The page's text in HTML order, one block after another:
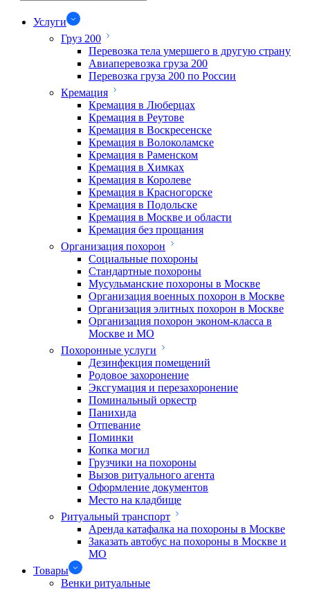
Услуги
Груз 200
Перевозка тела умершего в другую страну
Авиаперевозка груза 200
Перевозка груза 200 по России
Кремация
Кремация в Люберцах
Кремация в Реутове
Кремация в Воскресенске
Кремация в Волоколамске
Кремация в Раменском
Кремация в Химках
Кремация в Королеве
Кремация в Красногорске
Кремация в Подольске
Кремация в Москве и области
Кремация без прощания
Организация похорон
Социальные похороны
Стандартные похороны
Мусульманские похороны в Москве
Организация военных похорон в Москве
Организация элитных похорон в Москве
Организация похорон эконом-класса в
Москве и МО
Похоронные услуги
Дезинфекция помещений
Родовое захоронение
Эксгумация и перезахоронение
Поминальный оркестр
Панихида
Отпевание
Поминки
Копка могил
Грузчики на похороны
Вызов ритуального агента
Оформление документов
Место на кладбище
Ритуальный транспорт
Аренда катафалка на похороны в Москве
Заказать автобус на похороны в Москве и
МО
Товары
Венки ритуальные